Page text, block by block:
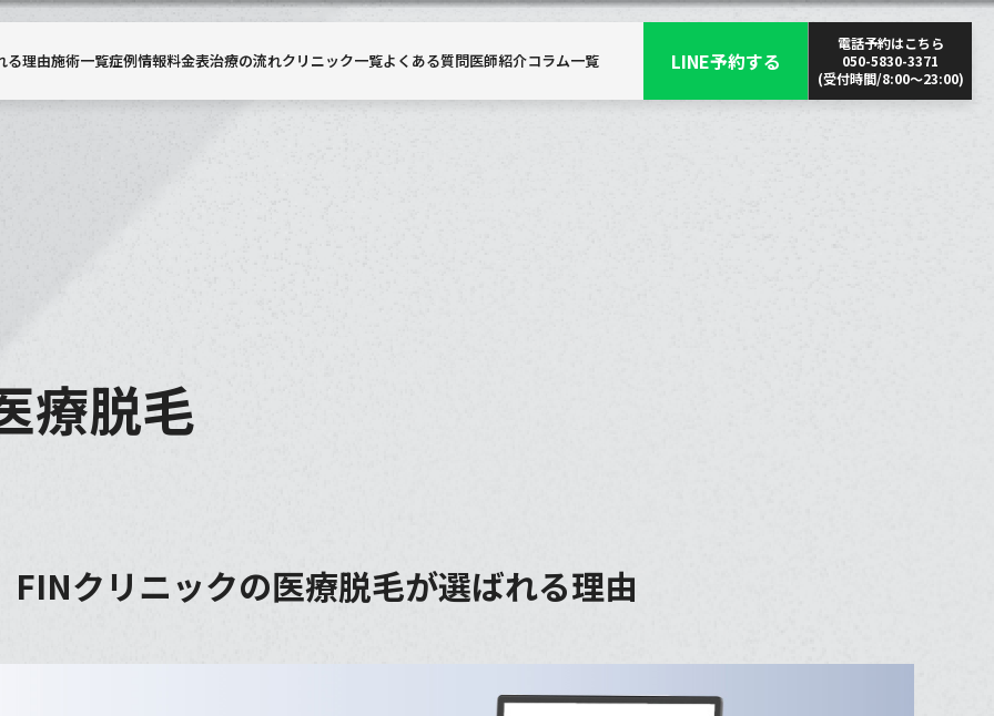
る理由施術一覧症例情報料金表治療の流れクリニック一覧よくある質問医師紹介コラム一覧 LINE予約する
電話予約はこちら
050-5830-3371
(受付時間/8:00〜23:00)
療脱毛
FINクリニックの医療脱毛が選ばれる理由